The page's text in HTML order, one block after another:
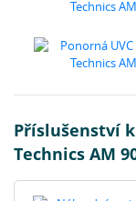
Příslušenství
Technics AM